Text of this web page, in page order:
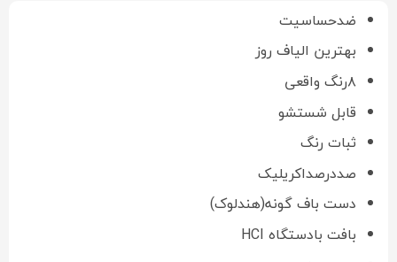
ضدحساسیت
بهترین الیاف روز
۸رنگ واقعی
قابل شستشو
ثبات رنگ
صددرصداکریلیک
دست باف گونه(هندلوک)
بافت بادستگاه HCI